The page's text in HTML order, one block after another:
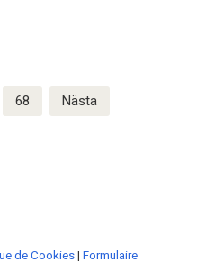
68 Nästa
de Cookies| Formulaire